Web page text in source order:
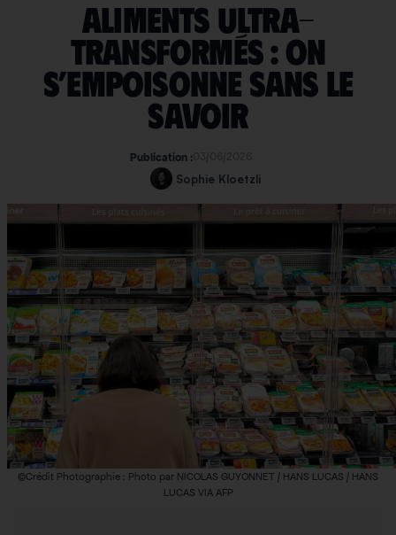
Aliments ultra-
transformés : on
s’empoisonne sans le
savoir
Publication :
Sophie Kloetzli
©Crédit Photographie : Photo par NICOLAS GUYONNET / HANS LUCAS / HANS
LUCAS VIA AFP